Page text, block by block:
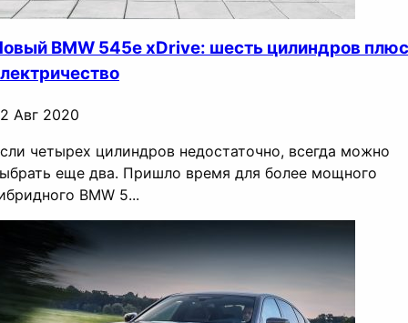
BMW 545e xDrive: шесть цилиндров плюс
Авг 2020
четырех цилиндров недостаточно, всегда можно
еще два. Пришло время для более мощного
BMW 5...